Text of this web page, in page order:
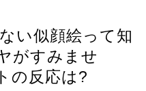
い似顔絵って知
がすみませ
の反応は?